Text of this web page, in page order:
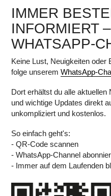
IMMER
INFORMIERT
WHATSAPP-
Keine Lust, Neuigkeiten
folge unserem WhatsApp-
Dort erhältst du alle
und wichtige Updates direkt
unkompliziert und kostenlos.
So einfach geht's:
- QR-Code scannen
- WhatsApp-Channel
- Immer auf dem Laufenden